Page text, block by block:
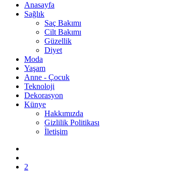
Anasayfa
Sağlık
Saç Bakımı
Cilt Bakımı
Güzellik
Diyet
Moda
Yaşam
Anne - Çocuk
Teknoloji
Dekorasyon
Künye
Hakkımızda
Gizlilik Politikası
İletişim
2